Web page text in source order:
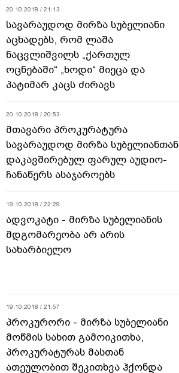
20.10.2018 / 21:13
სავარაუდოდ მირზა სუბელიანი
აცხადებს, რომ ლაშა
ნაცვლიშვილს „ქართულ
ოცნებაში“ „ხოდი“ მიეცა და
პატიმარ კაცს ძირავს
20.10.2018 / 20:53
მთავარი პროკურატურა
სავარაუდოდ მირზა სუბელიანთან
დაკავშირებულ ფარულ აუდიო-
ჩანაწერს ასაჯაროებს
19.10.2018 / 22:29
ადვოკატი - მირზა სუბელიანის
მდგომარეობა არ არის
სახარბიელო
19.10.2018 / 21:57
პროკურორი - მირზა სუბელიანი
მოწმის სახით გამოიკითხა,
პროკურატურას მასთან
ათეულობით შეკითხვა ჰქონდა